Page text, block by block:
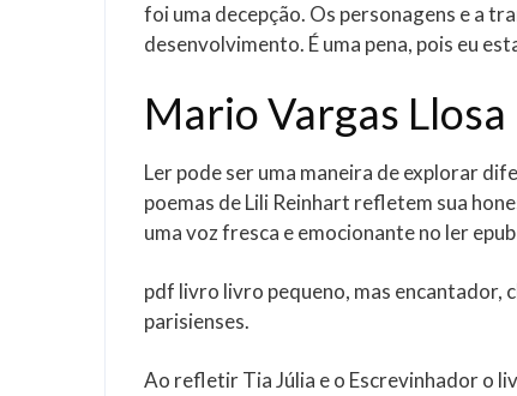
foi uma decepção. Os personagens e a
desenvolvimento. É uma pena, pois eu
Mario Vargas
Ler pode ser uma maneira de explorar
poemas de Lili Reinhart refletem sua
uma voz fresca e emocionante no ler
pdf livro livro pequeno, mas encantador,
parisienses.
Ao refletir Tia Júlia e o Escrevinhador o